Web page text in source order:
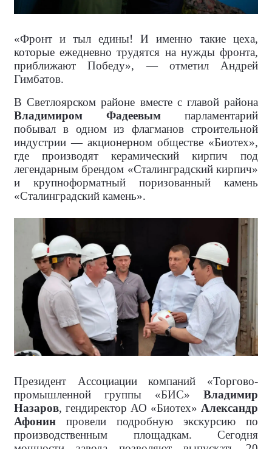
«Фронт и тыл едины! И именно такие цеха,
которые ежедневно трудятся на нужды фронта,
приближают Победу», — отметил Андрей
Гимбатов.
В Светлоярском районе вместе с главой района
Владимиром Фадеевым парламентарий
побывал в одном из флагманов строительной
индустрии — акционерном обществе «Биотех»,
где производят керамический кирпич под
легендарным брендом «Сталинградский кирпич»
и крупноформатный поризованный камень
«Сталинградский камень».
Президент Ассоциации компаний «Торгово-
промышленной группы «БИС» Владимир
Назаров, гендиректор АО «Биотех» Александр
Афонин провели подробную экскурсию по
производственным площадкам. Сегодня